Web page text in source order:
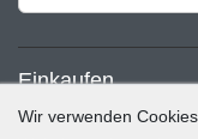
Einkaufen
Wir verwenden